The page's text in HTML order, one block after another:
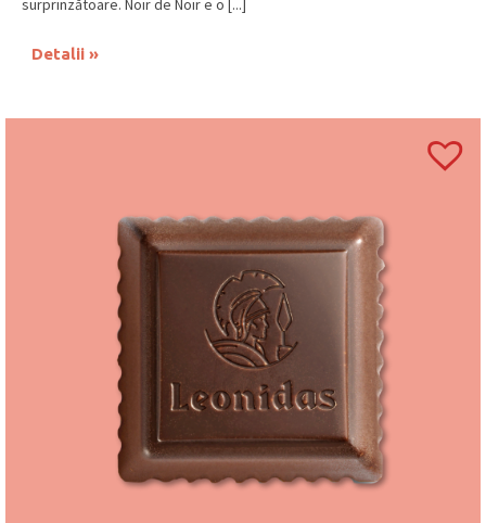
surprinzătoare. Noir de Noir e o [...]
Detalii